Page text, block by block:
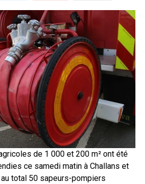
de 1 000 et 200 m² ont été
ce samedi matin à Challans et
total 50 sapeurs-pompiers